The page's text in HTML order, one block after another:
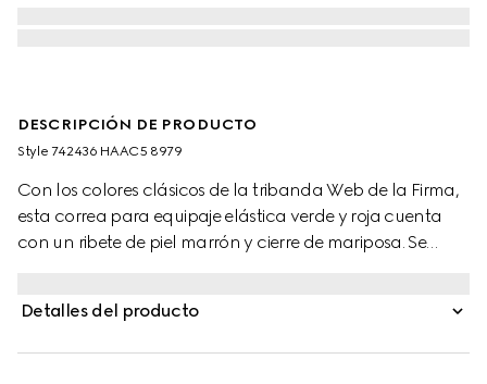
DESCRIPCIÓN DE PRODUCTO
Style ‎742436 HAAC5 8979
Con los colores clásicos de la tribanda Web de la Firma,
esta correa para equipaje elástica verde y roja cuenta
con un ribete de piel marrón y cierre de mariposa. Se
Detalles del producto